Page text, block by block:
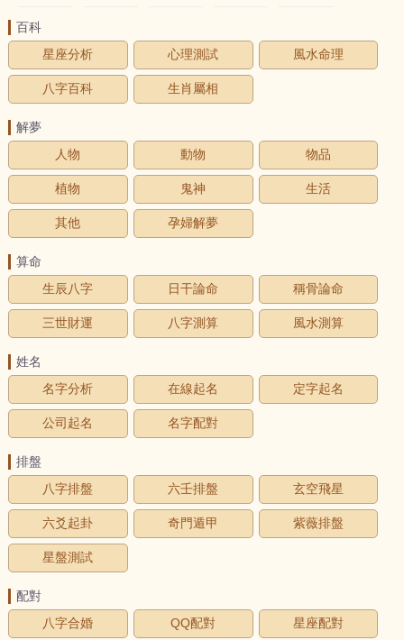
百科
星座分析
心理測試 風水命理
八字百科 生肖屬相
解夢
人物
動物 物品
植物 鬼神 生活
其他 孕婦解夢
算命
生辰八字
日干論命 稱骨論命
三世財運 八字測算 風水測算
姓名
名字分析
在線起名 定字起名
公司起名 名字配對
排盤
八字排盤
六壬排盤 玄空飛星
六爻起卦 奇門遁甲 紫薇排盤
星盤測試
配對
八字合婚
QQ配對 星座配對